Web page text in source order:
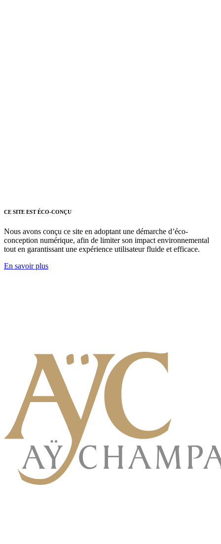
CE SITE EST ÉCO-CONÇU
Nous avons conçu ce site en adoptant une démarche d’éco-
conception numérique, afin de limiter son impact environnemental
tout en garantissant une expérience utilisateur fluide et efficace.
En savoir plus